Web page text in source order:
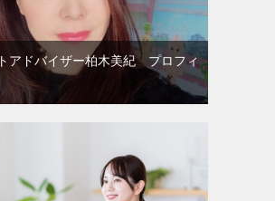
アドバイザー柏木美紀 プロフィ